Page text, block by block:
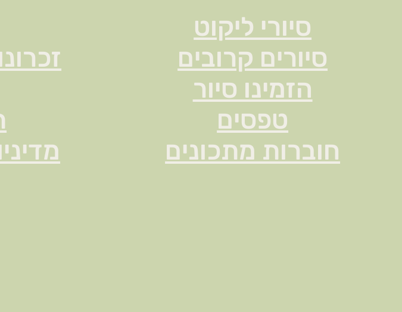
סיורי ליקוט
סיורים קרובים
הזמינו סיור
טפסים
חוברות מתכונים